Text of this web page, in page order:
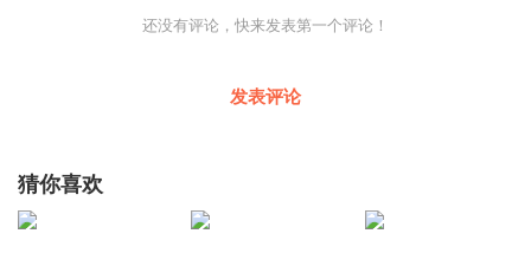
还没有评论，快来发表第一个评论！
发表评论
猜你喜欢